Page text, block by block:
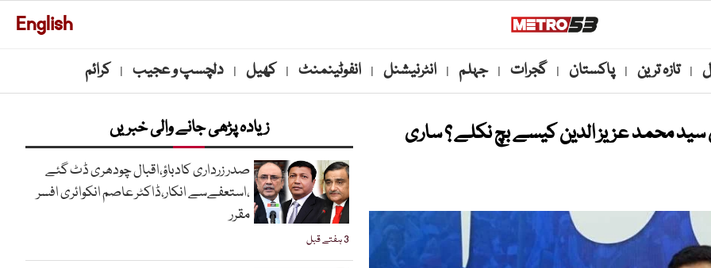
English
| تازہ ترین | پاکستان | گجرات | جہلم | انٹرنیشنل | انفوٹینمنٹ | کھیل | دلچسپ و عجیب | کرائم
محمد عزیز الدین کیسے بچ نکلے ؟ ساری
زیادہ پڑھی جانے والی خبریں
3 ہفتے قبل
صدر زرداری کادباؤ،اقبال چودھری ڈٹ گئے
،استعفےسے انکار،ڈاکٹر عاصم انکوائری افسر
مقرر